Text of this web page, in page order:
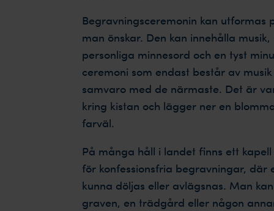
Begravningsceremonin kan utformas
man önskar. Den kan innehålla
personliga minnesord och en tyst
ceremoni som endast består av
samvaro med de närmaste. Det är
kring kistan och lägger ner en
farväl.
På många håll i landet finns ett
för konfessionsfria begravningar, där
kunna döljas eller avlägsnas. Man
graven, en trädgård eller någon